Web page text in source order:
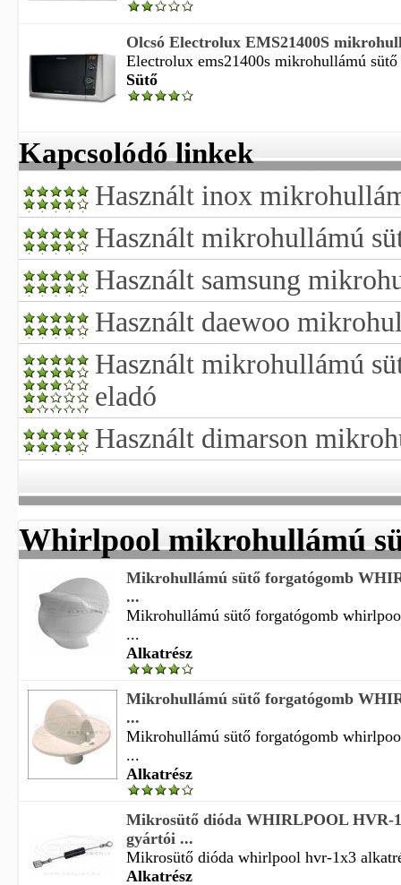
Olcsó Electrolux EMS21400S
Electrolux ems21400s mikrohullámú sütő
Sütő
Kapcsolódó linkek
Használt inox
Használt mikrohullámú
Használt samsung
Használt daewoo
Használt mikrohullámú
eladó
Használt dimarson
Whirlpool mikrohullámú
Mikrohullámú sütő forgatógomb
...
Mikrohullámú sütő forgatógomb
...
Alkatrész
Mikrohullámú sütő forgatógomb
...
Mikrohullámú sütő forgatógomb
...
Alkatrész
Mikrosütő dióda WHIRLPOOL HVR-
gyártói ...
Mikrosütő dióda whirlpool hvr-1x3
Alkatrész